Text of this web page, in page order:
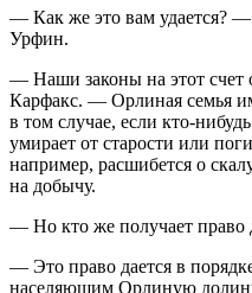
— Как же это вам удается? —
Урфин.
— Наши законы на этот счет
Карфакс. — Орлиная семья
в том случае, если кто-
умирает от старости или
например, расшибется о
на добычу.
— Но кто же получает право
— Это право дается в
населяющим Орлиную